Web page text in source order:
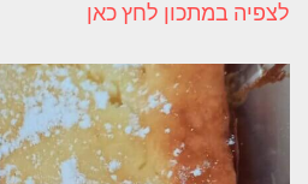
לצפיה במתכון לחץ כאן